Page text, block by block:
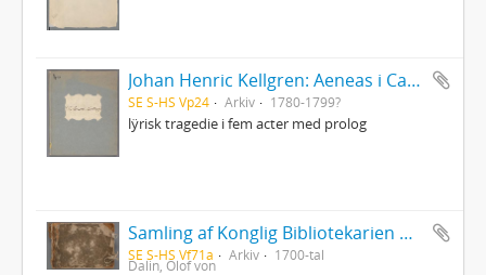
Johan Henric Kellgren: Aeneas i Carthago
SE S-HS Vp24 Arkiv 1780-1799?
lÿrisk tragedie i fem acter med prolog
Samling af Konglig Bibliotekarien Olof Dalins versar
SE S-HS Vf71a Arkiv 1700-tal
Dalin, Olof von